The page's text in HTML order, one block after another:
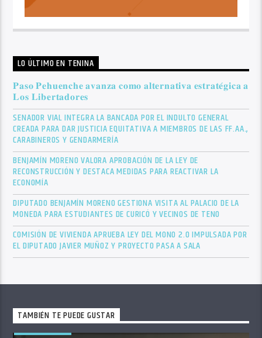
LO ÚLTIMO EN TENINA
𝐏𝐚𝐬𝐨 𝐏𝐞𝐡𝐮𝐞𝐧𝐜𝐡𝐞 𝐚𝐯𝐚𝐧𝐳𝐚 𝐜𝐨𝐦𝐨 𝐚𝐥𝐭𝐞𝐫𝐧𝐚𝐭𝐢𝐯𝐚 𝐞𝐬𝐭𝐫𝐚𝐭𝐞́𝐠𝐢𝐜𝐚 𝐚
𝐋𝐨𝐬 𝐋𝐢𝐛𝐞𝐫𝐭𝐚𝐝𝐨𝐫𝐞𝐬
SENADOR VIAL INTEGRA LA BANCADA POR EL INDULTO GENERAL
CREADA PARA DAR JUSTICIA EQUITATIVA A MIEMBROS DE LAS FF.AA.,
CARABINEROS Y GENDARMERÍA
BENJAMÍN MORENO VALORA APROBACIÓN DE LA LEY DE
RECONSTRUCCIÓN Y DESTACA MEDIDAS PARA REACTIVAR LA
ECONOMÍA
DIPUTADO BENJAMÍN MORENO GESTIONA VISITA AL PALACIO DE LA
MONEDA PARA ESTUDIANTES DE CURICÓ Y VECINOS DE TENO
COMISIÓN DE VIVIENDA APRUEBA LEY DEL MONO 2.0 IMPULSADA POR
EL DIPUTADO JAVIER MUÑOZ Y PROYECTO PASA A SALA
TAMBIÉN TE PUEDE GUSTAR